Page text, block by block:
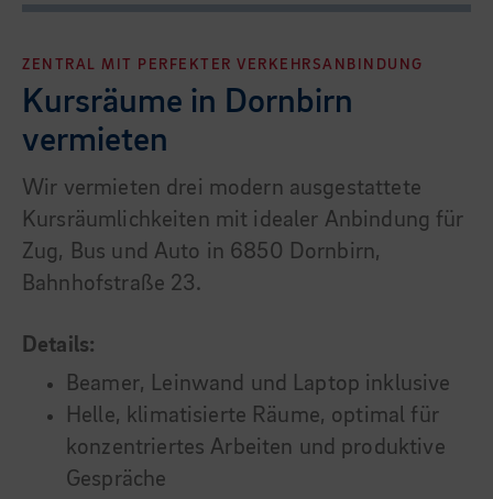
ZENTRAL MIT PERFEKTER VERKEHRSANBINDUNG
Kursräume in Dornbirn
vermieten
Wir vermieten drei modern ausgestattete
Kursräumlichkeiten mit idealer Anbindung für
Zug, Bus und Auto in 6850 Dornbirn,
Bahnhofstraße 23.
Details:
Beamer, Leinwand und Laptop inklusive
Helle, klimatisierte Räume, optimal für
konzentriertes Arbeiten und produktive
Gespräche